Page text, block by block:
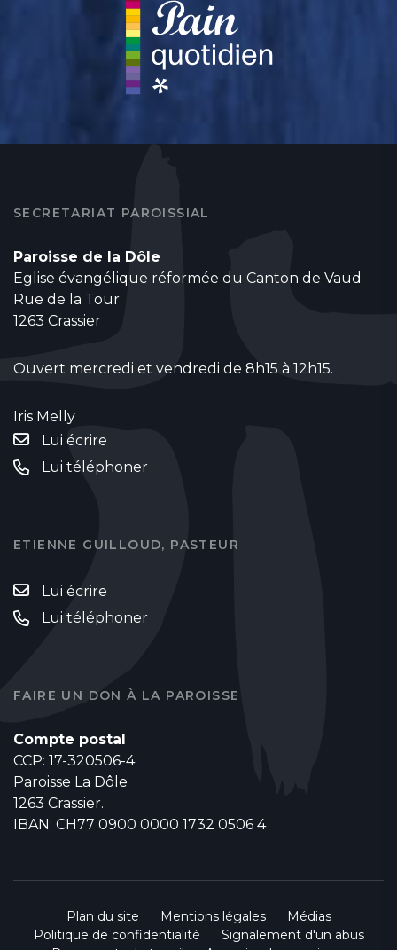
SECRETARIAT PAROISSIAL
Paroisse de la Dôle
Eglise évangélique réformée du Canton de Vaud
Rue de la Tour
1263 Crassier
Ouvert mercredi et vendredi de 8h15 à 12h15.
Iris Melly
Lui écrire
Lui téléphoner
ETIENNE GUILLOUD, PASTEUR
Lui écrire
Lui téléphoner
FAIRE UN DON À LA PAROISSE
Compte postal
CCP: 17-320506-4
Paroisse La Dôle
1263 Crassier.
IBAN: CH77 0900 0000 1732 0506 4
Plan du site Mentions légales
Médias
Politique de confidentialité
Signalement d'un abus